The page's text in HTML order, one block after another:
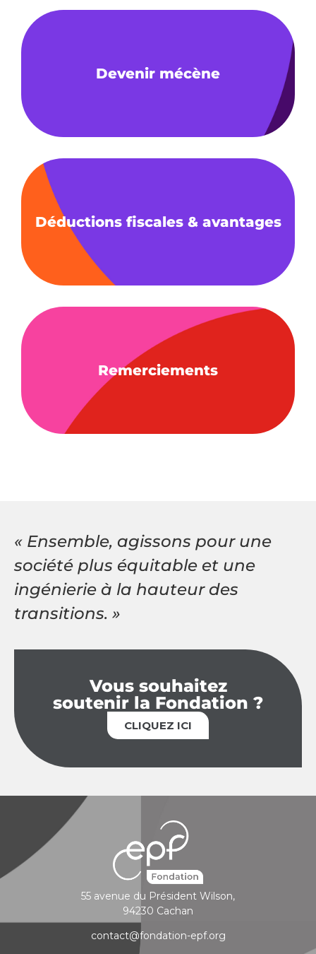
Devenir mécène
Déductions fiscales & avantages
Remerciements
« Ensemble, agissons pour une
société plus équitable et une
ingénierie à la hauteur des
transitions. »
Vous souhaitez
soutenir la Fondation ?
CLIQUEZ ICI
55 avenue du Président Wilson,
94230 Cachan
contact@fondation-epf.org